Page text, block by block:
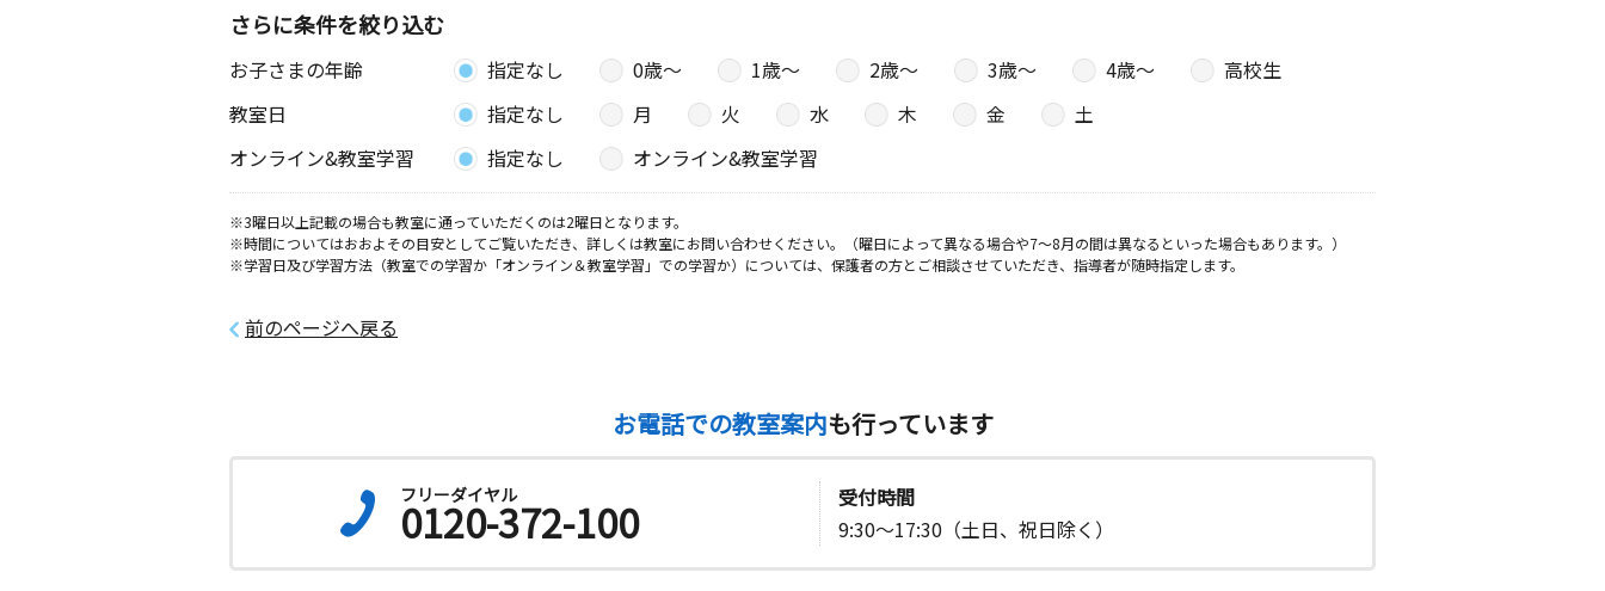
さらに条件を絞り込む
お子さまの年齢 指定なし 0歳〜 1歳〜 2歳〜 3歳〜 4歳〜
高校生
教室日
指定なし 月 火 水 木 金
土
オンライン&教室学習
指定なし オンライン&教室学習
※3曜日以上記載の場合も教室に通っていただくのは2曜日となります。
※時間についてはおおよその目安としてご覧いただき、詳しくは教室にお問い合わせください。（曜日によって異なる場合や7～8月の間は異なるといった場合もあります。）
※学習日及び学習方法（教室での学習か「オンライン＆教室学習」での学習か）については、保護者の方とご相談させていただき、指導者が随時指定します。
前のページへ戻る
お電話での教室案内も行っています
フリーダイヤル
0120-372-100
受付時間
9:30～17:30（土日、祝日除く）